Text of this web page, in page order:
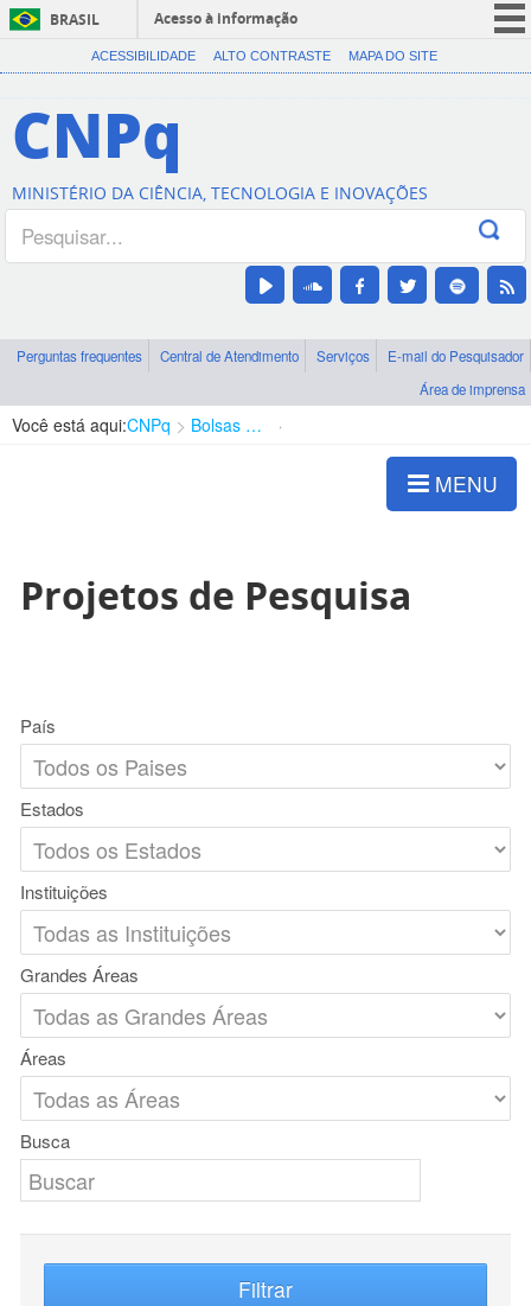
BRASIL
Acesso à informação
CORONAVÍRUS (COVID-19)
Canais
ACESSIBILIDADE ALTO CONTRASTE MAPA DO SITE
CNPq
MINISTÉRIO DA CIÊNCIA, TECNOLOGIA E INOVAÇÕES
Perguntas frequentes Central de Atendimento Serviços
E-mail do Pesquisador
Área de imprensa
Você está aqui:CNPq Bolsas e Auxílios Vigentes
MENU
Projetos de Pesquisa
País
Estados
Instituições
Grandes Áreas
Áreas
Busca
Filtrar